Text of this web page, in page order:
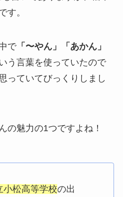
す。
で「〜やん」「あかん」
う言葉を使っていたので
っていてびっくりしまし
の魅力の1つですよね！
小松高等学校の出